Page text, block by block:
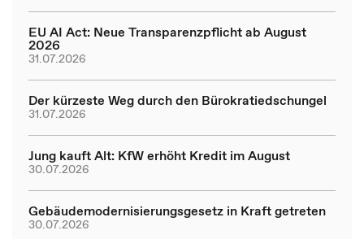
EU AI Act: Neue Transparenzpflicht ab August
2026
31.07.2026
Der kürzeste Weg durch den Bürokratiedschungel
31.07.2026
Jung kauft Alt: KfW erhöht Kredit im August
30.07.2026
Gebäudemodernisierungsgesetz in Kraft getreten
30.07.2026